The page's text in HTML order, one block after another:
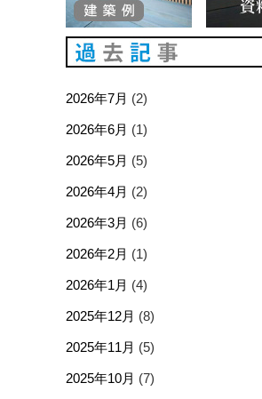
2026年7月 (2)
2026年6月 (1)
2026年5月 (5)
2026年4月 (2)
2026年3月 (6)
2026年2月 (1)
2026年1月 (4)
2025年12月 (8)
2025年11月 (5)
2025年10月 (7)